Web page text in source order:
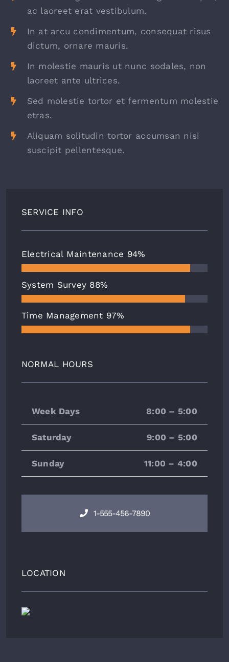
ac laoreet erat vestibulum.
In at arcu condimentum, consequat risus
dictum, ornare mauris.
In molestie mauris ut nunc sodales, non
laoreet ante ultrices.
Sed molestie tortor et fermentum molestie
etras.
Aliquam solitudin tortor accumsan nisi
suscipit pellentesque.
SERVICE INFO
Electrical Maintenance 94%
System Survey 88%
Time Management 97%
NORMAL HOURS
Week Days 8:00 – 5:00
Saturday 9:00 – 5:00
Sunday 11:00 – 4:00
1-555-456-7890
LOCATION